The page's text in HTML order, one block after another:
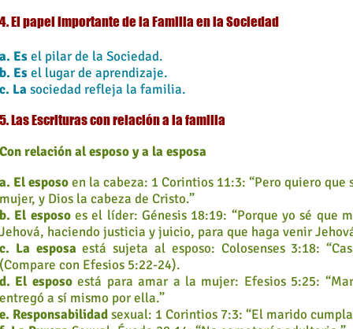
4. El papel importante de la Familia en la Sociedad
a. Esel pilar de la Sociedad.
b. Esel lugar de aprendizaje.
c. La sociedad refleja la familia.
5. Las Escrituras con relación a la familia
Con relación al esposo y a la esposa
a. El esposoen la cabeza: 1 Corintios 11:3: “Pero quiero
mujer, y Dios la cabeza de Cristo.”
b. El esposoes el líder: Génesis 18:19: “Porque yo sé que
Jehová, haciendo justicia y juicio, para que haga venir
c. La esposa está sujeta al esposo: Colosenses 3:18:
(Compare con Efesios 5:22-24).
d. El esposoestá para amar a la mujer: Efesios 5:25:
entregó a sí mismo por ella.”
e. Responsabilidadsexual: 1 Corintios 7:3: “El marido